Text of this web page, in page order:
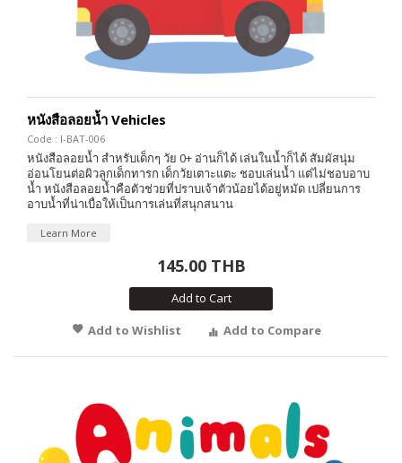
หนังสือลอยน้ำ Vehicles
Code : I-BAT-006
หนังสือลอยน้ำ สำหรับเด็กๆ วัย 0+ อ่านก็ได้ เล่นในน้ำก็ได้ สัมผัสนุ่ม
อ่อนโยนต่อผิวลูกเด็กทารก เด็กวัยเตาะแตะ ชอบเล่นน้ำ แต่ไม่ชอบอาบ
น้ำ หนังสือลอยน้ำคือตัวช่วยที่ปราบเจ้าตัวน้อยได้อยู่หมัด เปลี่ยนการ
อาบน้ำที่น่าเบื่อให้เป็นการเล่นที่สนุกสนาน
Learn More
145.00 THB
Add to Cart
Add to Wishlist
Add to Compare